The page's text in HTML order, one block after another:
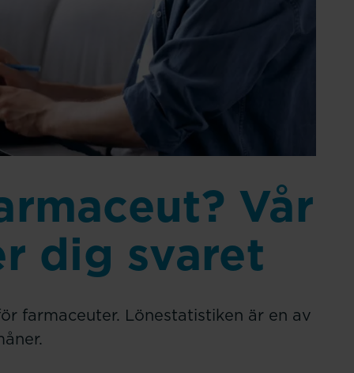
Vår
dig svaret
farmaceuter. Lönestatistiken är en av